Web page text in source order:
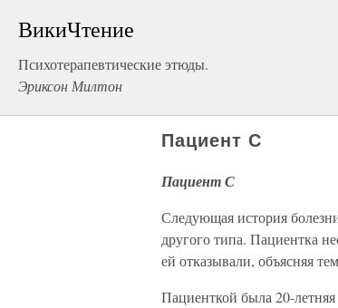
ВикиЧтение
Психотерапевтические этюды.
Эриксон Милтон
Пациент С
Пациент С
Следующая история
другого типа. Пациентка
ей отказывали, объясняя
Пациенткой была 20-